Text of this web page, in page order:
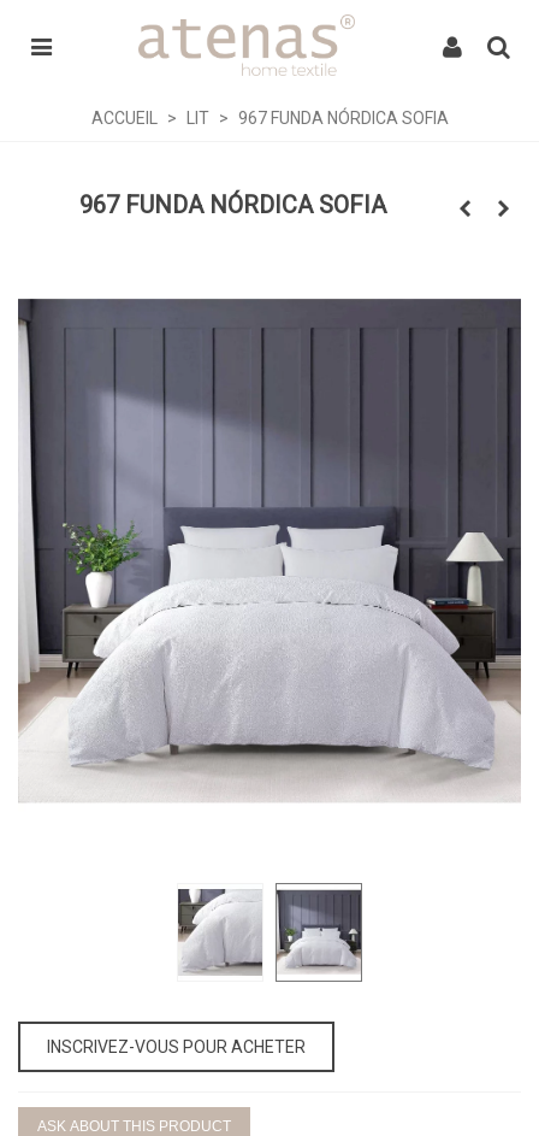
ACCUEIL > LIT > 967 FUNDA NÓRDICA SOFIA
967 FUNDA NÓRDICA SOFIA
INSCRIVEZ-VOUS POUR ACHETER
ASK ABOUT THIS PRODUCT